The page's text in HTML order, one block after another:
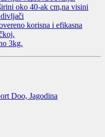
oko 40-ak cm,na visini
divljači
korisna i efikasna
3kg.
Doo, Jagodina